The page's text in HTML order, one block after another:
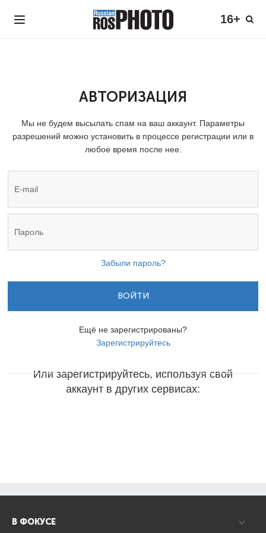
16+
АВТОРИЗАЦИЯ
Мы не будем высылать спам на ваш аккаунт. Параметры
разрешений можно установить в процессе регистрации или в
любое время после нее.
Забыли пароль?
ВОЙТИ
Ещё не зарегистрированы?
Зарегистрируйтесь
Или зарегистрируйтесь, используя свой
аккаунт в других сервисах:
В ФОКУСЕ